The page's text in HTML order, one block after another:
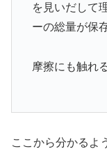
を見いだして
ーの総量が保
摩擦にも触れ
ここから分かるよ